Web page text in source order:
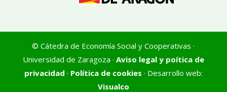
© Cátedra de Economía Social y Cooperativas ·
Universidad de Zaragoza · Aviso legal y poítica de
privacidad · Política de cookies · Desarrollo web:
Visualco